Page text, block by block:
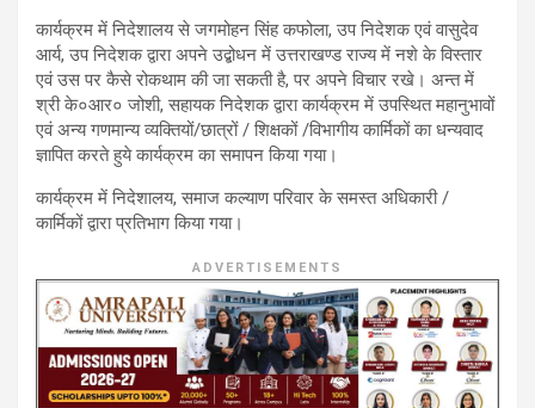
कार्यक्रम में निदेशालय से जगमोहन सिंह कफोला, उप निदेशक एवं वासुदेव
आर्य, उप निदेशक द्वारा अपने उद्बोधन में उत्तराखण्ड राज्य में नशे के विस्तार
एवं उस पर कैसे रोकथाम की जा सकती है, पर अपने विचार रखे। अन्त में
श्री के०आर० जोशी, सहायक निदेशक द्वारा कार्यक्रम में उपस्थित महानुभावों
एवं अन्य गणमान्य व्यक्तियों/छात्रों / शिक्षकों /विभागीय कार्मिकों का धन्यवाद
ज्ञापित करते हुये कार्यक्रम का समापन किया गया।
कार्यक्रम में निदेशालय, समाज कल्याण परिवार के समस्त अधिकारी /
कार्मिकों द्वारा प्रतिभाग किया गया।
ADVERTISEMENTS